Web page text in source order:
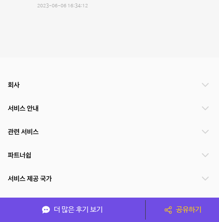
2023-06-06 16:34:12
더 많은 후기 보기 공유하기
회사
서비스 안내
관련 서비스
파트너쉽
서비스 제공 국가
(주)NSPACE 사업자정보